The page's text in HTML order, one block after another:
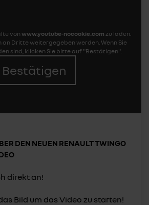
von www.youtube-nocookie.com zu laden.
an Dritte weitergegeben werden. Wenn Sie
sind, klicken Sie bitte auf "Bestätigen".
Bestätigen
DEN NEUEN RENAULT TWINGO
direkt an!
Bild um das Video zu starten!